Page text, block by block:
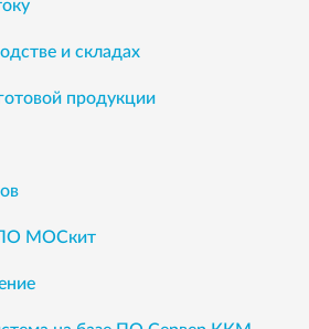
и складах
продукции
МОСкит